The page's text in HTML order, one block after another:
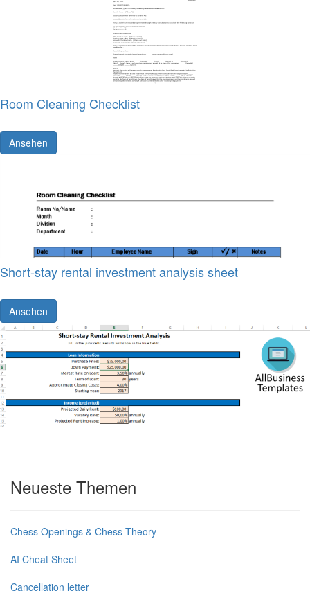
Room Cleaning Checklist
Ansehen
Short-stay rental investment analysis sheet
Ansehen
Neueste Themen
Chess Openings & Chess Theory
AI Cheat Sheet
Cancellation letter